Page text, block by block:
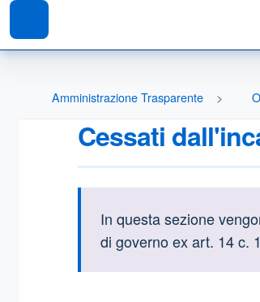
Amministrazione Trasparente
Cessati
In questa sezione
di governo ex art. 14 c.